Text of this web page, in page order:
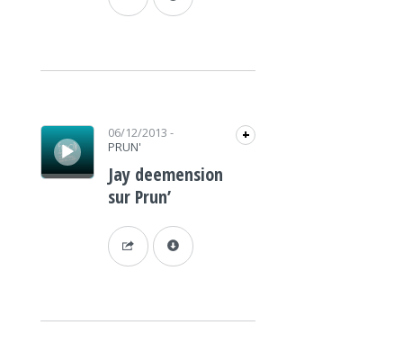
Lecteur audio 06/12/2013 -
PRUN'
+
Jay deemension
sur Prun’